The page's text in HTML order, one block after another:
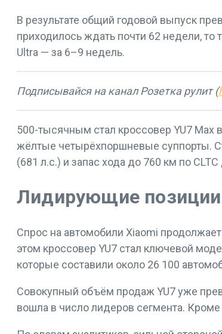
В результате общий годовой выпуск
приходилось ждать почти 62 недели,
Ultra — за 6–9 недель.
Подписывайся на канал Розетка рулит (
500-тысячным стал кроссовер YU7
жёлтые четырёхпоршневые суппорты.
(681 л.с.) и запас хода до 760 км по
Лидирующие
Спрос на автомобили Xiaomi
этом кроссовер YU7 стал ключевой
которые составили около 26 100
Совокупный объём продаж YU7 уже
вошла в число лидеров сегмента.